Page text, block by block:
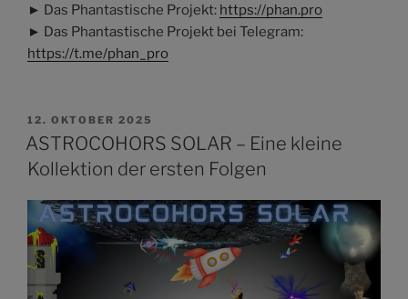
► Das Phantastische Projekt: https://phan.pro
► Das Phantastische Projekt bei Telegram:
https://t.me/phan_pro
VERÖFFENTLICHT
AM
12. OKTOBER 2025
ASTROCOHORS SOLAR – Eine kleine
Kollektion der ersten Folgen